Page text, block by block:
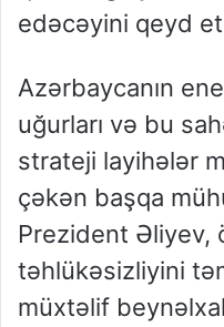
edəcəyini qeyd
Azərbaycanın
uğurları və bu
strateji layihələr
çəkən başqa
Prezident Əliyev,
təhlükəsizliyini
müxtəlif